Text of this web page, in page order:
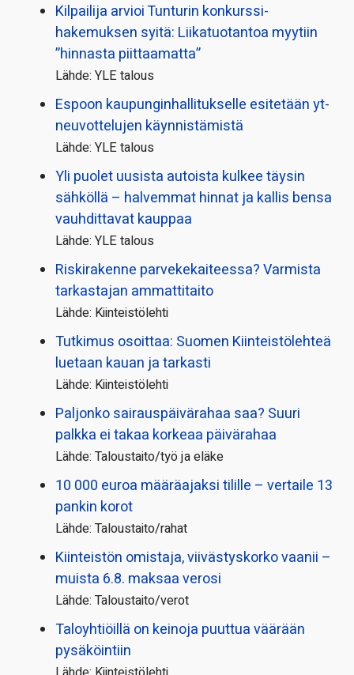
Kilpailija arvioi Tunturin konkurssi­
hakemuksen syitä: Liikatuotantoa myytiin
”hinnasta piittaamatta”
Lähde: YLE talous
Espoon kaupungin­hallitukselle esitetään yt-
neuvottelujen käynnistämistä
Lähde: YLE talous
Yli puolet uusista autoista kulkee täysin
sähköllä – halvemmat hinnat ja kallis bensa
vauhdittavat kauppaa
Lähde: YLE talous
Riskirakenne parvekekaiteessa? Varmista
tarkastajan ammattitaito
Lähde: Kiinteistölehti
Tutkimus osoittaa: Suomen Kiinteistölehteä
luetaan kauan ja tarkasti
Lähde: Kiinteistölehti
Paljonko sairauspäivä­rahaa saa? Suuri
palkka ei takaa korkeaa päivärahaa
Lähde: Taloustaito/työ ja eläke
10 000 euroa määräajaksi tilille – vertaile 13
pankin korot
Lähde: Taloustaito/rahat
Kiinteistön omistaja, viivästyskorko vaanii –
muista 6.8. maksaa verosi
Lähde: Taloustaito/verot
Taloyhtiöillä on keinoja puuttua väärään
pysäköintiin